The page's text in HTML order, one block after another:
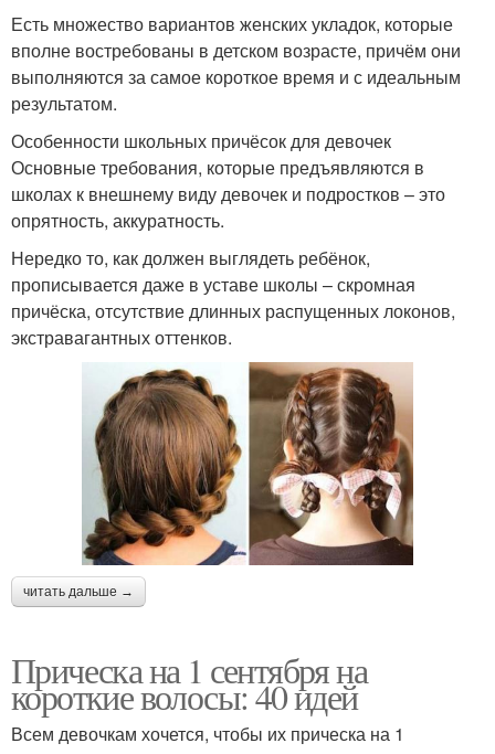
Есть множество вариантов женских укладок, которые
вполне востребованы в детском возрасте, причём они
выполняются за самое короткое время и с идеальным
результатом.
Особенности школьных причёсок для девочек
Основные требования, которые предъявляются в
школах к внешнему виду девочек и подростков – это
опрятность, аккуратность.
Нередко то, как должен выглядеть ребёнок,
прописывается даже в уставе школы – скромная
причёска, отсутствие длинных распущенных локонов,
экстравагантных оттенков.
читать дальше →
Прическа на 1 сентября на
короткие волосы: 40 идей
Всем девочкам хочется, чтобы их прическа на 1